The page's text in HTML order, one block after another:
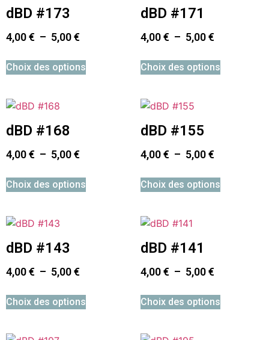
dBD #173
4,00€ – 5,00€
Choix des options
dBD #171
4,00€ – 5,00€
Choix des options
dBD #168
4,00€ – 5,00€
Choix des options
dBD #155
4,00€ – 5,00€
Choix des options
dBD #143
4,00€ – 5,00€
Choix des options
dBD #141
4,00€ – 5,00€
Choix des options